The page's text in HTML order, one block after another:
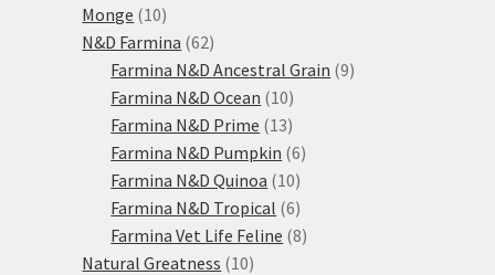
Monge 1010
produktů
N&D Farmina 6262
produktů
Farmina N&D Ancestral Grain 99
Farmina N&D Ocean 1010
produktů
Farmina N&D Prime 1313
produktů
Farmina N&D Pumpkin 66
Farmina N&D Quinoa 1010
produktů
Farmina N&D Tropical 66
produktů
Farmina Vet Life Feline 88
Natural Greatness 1010